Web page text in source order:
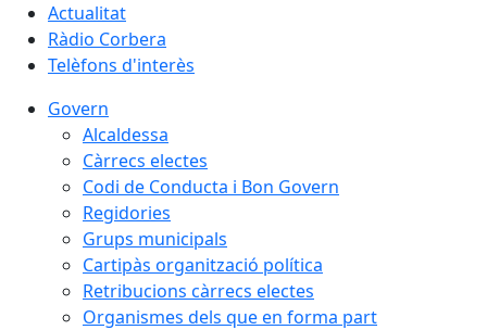
Actualitat
Ràdio Corbera
Telèfons d'interès
Govern
Alcaldessa
Càrrecs electes
Codi de Conducta i Bon Govern
Regidories
Grups municipals
Cartipàs organització política
Retribucions càrrecs electes
Organismes dels que en forma part